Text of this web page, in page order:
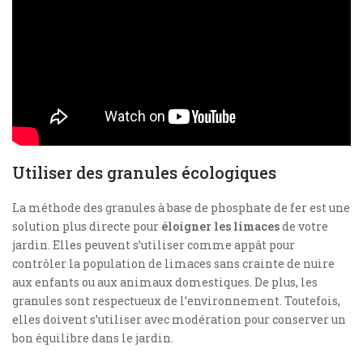
Utiliser des granules écologiques
La méthode des granules à base de phosphate de fer est une
solution plus directe pour éloigner les limacesde votre
jardin. Elles peuvent s’utiliser comme appât pour
contrôler la population de limaces sans crainte de nuire
aux enfants ou aux animaux domestiques. De plus, les
granules sont respectueux de l’environnement. Toutefois,
elles doivent s’utiliser avec modération pour conserver un
bon équilibre dans le jardin.